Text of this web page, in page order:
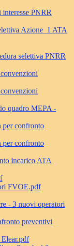
PNRR
Azione_1 ATA
selettiva PNRR
quadro MEPA -
per confronto
per confronto
incarico ATA
FVOE.pdf
- 3 nuovi operatori
preventivi